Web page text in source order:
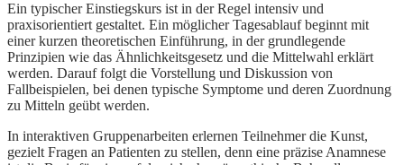
Ein typischer Einstiegskurs ist in der Regel intensiv und
praxisorientiert gestaltet. Ein möglicher Tagesablauf beginnt mit
einer kurzen theoretischen Einführung, in der grundlegende
Prinzipien wie das Ähnlichkeitsgesetz und die Mittelwahl erklärt
werden. Darauf folgt die Vorstellung und Diskussion von
Fallbeispielen, bei denen typische Symptome und deren Zuordnung
zu Mitteln geübt werden.
In interaktiven Gruppenarbeiten erlernen Teilnehmer die Kunst,
gezielt Fragen an Patienten zu stellen, denn eine präzise Anamnese